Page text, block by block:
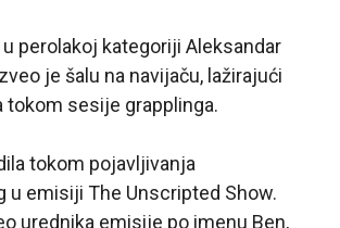
u perolakoj kategoriji Aleksandar
je šalu na navijaču, lažirajući
tokom sesije grapplinga.
tokom pojavljivanja
u emisiji The Unscripted Show.
urednika emisije po imenu Ben,